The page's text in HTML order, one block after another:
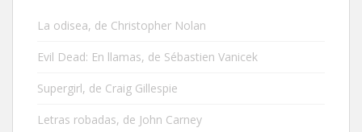
La odisea, de Christopher Nolan
Evil Dead: En llamas, de Sébastien Vanicek
Supergirl, de Craig Gillespie
Letras robadas, de John Carney